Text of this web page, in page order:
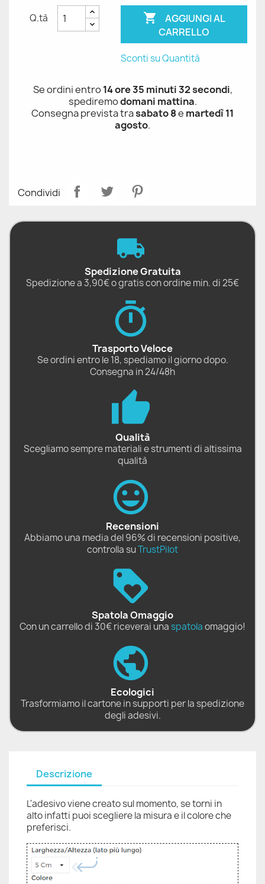
Q.tà 
CARRELLO
Sconti su Quantità
Se ordini entro14 ore 35 minuti 32 secondi,
spediremodomani mattina.
Consegna prevista trasabato 8e martedì 11
agosto.
Condividi
Spedizione Gratuita
Spedizione a 3,90€ o gratis con ordine min. di 25€
Trasporto Veloce
Se ordini entro le 18, spediamo il giorno dopo.
Consegna in 24/48h
Qualità
Scegliamo sempre materiali e strumenti di altissima
qualità
Recensioni
Abbiamo una media del 96% di recensioni positive,
controlla suTrustPilot
Spatola Omaggio
Con un carrello di 30€ riceverai una spatolaomaggio!
Ecologici
Trasformiamo il cartone in supporti per la spedizione
degli adesivi.
Descrizione
L'adesivo viene creato sul momento, se torni in
alto infatti puoi scegliere la misura e il colore che
preferisci.